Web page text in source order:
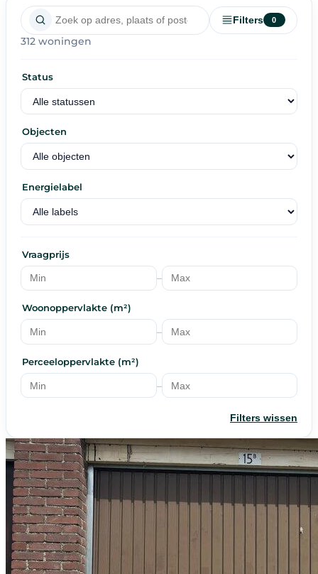
Filters 0
312 woningen
Status
Objecten
Energielabel
Vraagprijs
–
Woonoppervlakte (m²)
–
Perceeloppervlakte (m²)
–
Filters wissen